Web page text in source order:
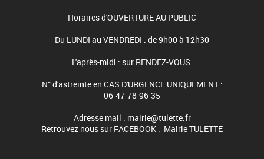
Horaires d'OUVERTURE AU PUBLIC
Du LUNDI au VENDREDI : de 9h00 à 12h30
L'après-midi : sur RENDEZ-VOUS
N° d'astreinte en CAS D'URGENCE UNIQUEMENT :
06-47-78-96-35
Adresse mail : mairie@tulette.fr
Retrouvez nous sur FACEBOOK : Mairie TULETTE